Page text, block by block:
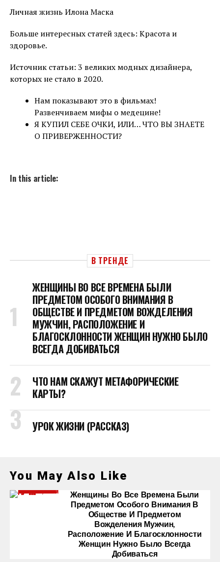
Личная жизнь Илона Маска
Больше интересных статей здесь: Красота и
здоровье.
Источник статьи: 3 великих модных дизайнера,
которых не стало в 2020.
Нам показывают это в фильмах!
Развенчиваем мифы о медецине!
Я КУПИЛ СЕБЕ ОЧКИ, ИЛИ… ЧТО ВЫ ЗНАЕТЕ
О ПРИВЕРЖЕННОСТИ?
In this article:
В ТРЕНДЕ
ЖЕНЩИНЫ ВО ВСЕ ВРЕМЕНА БЫЛИ
ПРЕДМЕТОМ ОСОБОГО ВНИМАНИЯ В
ОБЩЕСТВЕ И ПРЕДМЕТОМ ВОЖДЕЛЕНИЯ
МУЖЧИН, РАСПОЛОЖЕНИЕ И
БЛАГОСКЛОННОСТИ ЖЕНЩИН НУЖНО БЫЛО
ВСЕГДА ДОБИВАТЬСЯ
ЧТО НАМ СКАЖУТ МЕТАФОРИЧЕСКИЕ
КАРТЫ?
УРОК ЖИЗНИ (РАССКАЗ)
You May Also Like
Женщины Во Все Времена Были
Предметом Особого Внимания В
Обществе И Предметом
Вожделения Мужчин,
Расположение И Благосклонности
Женщин Нужно Было Всегда
Добиваться